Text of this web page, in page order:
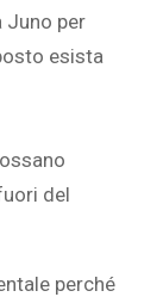
Juno per
esista
del
perché